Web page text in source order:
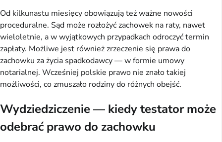
Od kilkunastu miesięcy obowiązują też ważne nowości
proceduralne. Sąd może rozłożyć zachowek na raty, nawet
wieloletnie, a w wyjątkowych przypadkach odroczyć termin
zapłaty. Możliwe jest również zrzeczenie się prawa do
zachowku za życia spadkodawcy — w formie umowy
notarialnej. Wcześniej polskie prawo nie znało takiej
możliwości, co zmuszało rodziny do różnych obejść.
Wydziedziczenie — kiedy testator może
odebrać prawo do zachowku